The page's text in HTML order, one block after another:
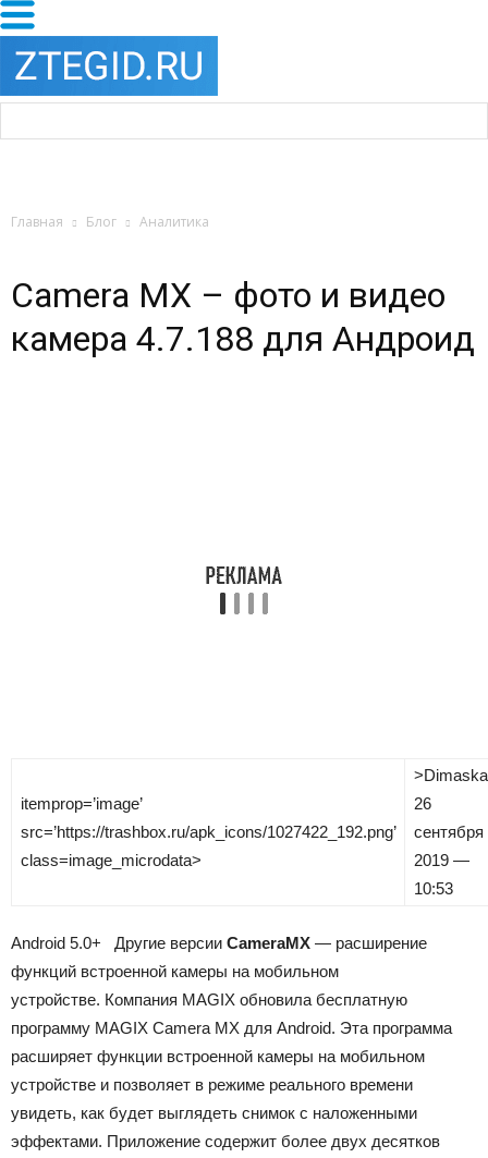
Главная Блог Аналитика
Camera MX – фото и видео
камера 4.7.188 для Андроид
itemprop=’image’
src=’https://trashbox.ru/apk_icons/1027422_192.png’
class=image_microdata>
>Dimaska
26
сентября
2019 —
10:53
Android 5.0+ Другие версии CameraMX — расширение
функций встроенной камеры на мобильном
устройстве. Компания MAGIX обновила бесплатную
программу MAGIX Camera MX для Android. Эта программа
расширяет функции встроенной камеры на мобильном
устройстве и позволяет в режиме реального времени
увидеть, как будет выглядеть снимок с наложенными
эффектами. Приложение содержит более двух десятков